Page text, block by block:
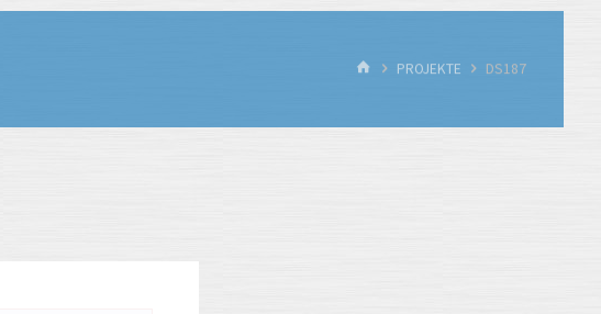
STARTPROJEKTE DS187